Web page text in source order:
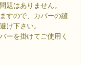
題はありません。
すので、カバーの縫
け下さい。
ーを掛けてご使用く